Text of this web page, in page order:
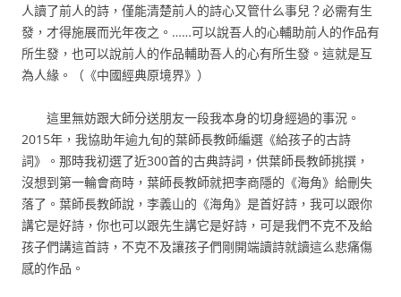
人讀了前人的詩，僅能清楚前人的詩心又管什么事兒？必需有生
發，才得施展而光年夜之。……可以說吾人的心輔助前人的作品有
所生發，也可以說前人的作品輔助吾人的心有所生發。這就是互
為人緣。（《中國經典原境界》）
這里無妨跟大師分送朋友一段我本身的切身經過的事況。
2015年，我協助年逾九旬的葉師長教師編選《給孩子的古詩
詞》。那時我初選了近300首的古典詩詞，供葉師長教師挑撰，
沒想到第一輪會商時，葉師長教師就把李商隱的《海角》給刪失
落了。葉師長教師說，李義山的《海角》是首好詩，我可以跟你
講它是好詩，你也可以跟先生講它是好詩，可是我們不克不及給
孩子們講這首詩，不克不及讓孩子們剛開端讀詩就讀這么悲痛傷
感的作品。